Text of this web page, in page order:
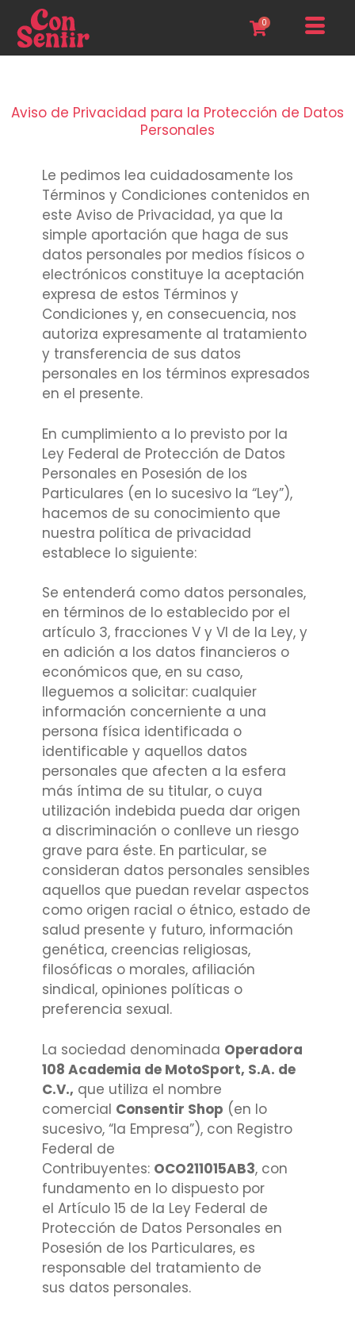
contenido
0
Aviso de Privacidad para la Protección de Datos
Personales
Le pedimos lea cuidadosamente los
Términos y Condiciones contenidos en
este Aviso de Privacidad, ya que la
simple aportación que haga de sus
datos personales por medios físicos o
electrónicos constituye la aceptación
expresa de estos Términos y
Condiciones y, en consecuencia, nos
autoriza expresamente al tratamiento
y transferencia de sus datos
personales en los términos expresados
en el presente.
En cumplimiento a lo previsto por la
Ley Federal de Protección de Datos
Personales en Posesión de los
Particulares (en lo sucesivo la “Ley”),
hacemos de su conocimiento que
nuestra política de privacidad
establece lo siguiente:
Se entenderá como datos personales,
en términos de lo establecido por el
artículo 3, fracciones V y VI de la Ley, y
en adición a los datos financieros o
económicos que, en su caso,
lleguemos a solicitar: cualquier
información concerniente a una
persona física identificada o
identificable y aquellos datos
personales que afecten a la esfera
más íntima de su titular, o cuya
utilización indebida pueda dar origen
a discriminación o conlleve un riesgo
grave para éste. En particular, se
consideran datos personales sensibles
aquellos que puedan revelar aspectos
como origen racial o étnico, estado de
salud presente y futuro, información
genética, creencias religiosas,
filosóficas o morales, afiliación
sindical, opiniones políticas o
preferencia sexual.
La sociedad denominada Operadora
108 Academia de MotoSport, S.A. de
C.V., que utiliza el nombre
comercial Consentir Shop (en lo
sucesivo, “la Empresa”), con Registro
Federal de
Contribuyentes: OCO211015AB3, con
fundamento en lo dispuesto por
el Artículo 15 de la Ley Federal de
Protección de Datos Personales en
Posesión de los Particulares, es
responsable del tratamiento de
sus datos personales.